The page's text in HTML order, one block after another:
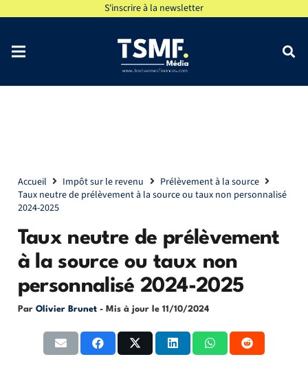
S'inscrire à la newsletter
Accueil Impôt sur le revenu
Prélèvement à la source
Taux neutre de prélèvement à la source ou taux non personnalisé
2024-2025
Taux neutre de prélèvement
à la source ou taux non
personnalisé 2024-2025
Par Olivier Brunet - Mis à jour le 11/10/2024